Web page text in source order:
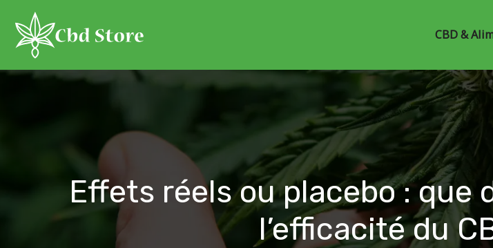
CBD &
Effets réels ou placebo :
l’efficacité du